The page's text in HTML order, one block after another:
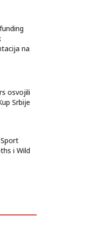
na
osvojili
Srbije
i Wild